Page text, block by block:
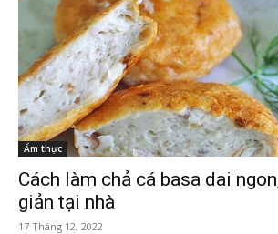
Ẩm thực
Cách làm chả cá basa dai
giản tại nhà
17 Tháng 12, 2022